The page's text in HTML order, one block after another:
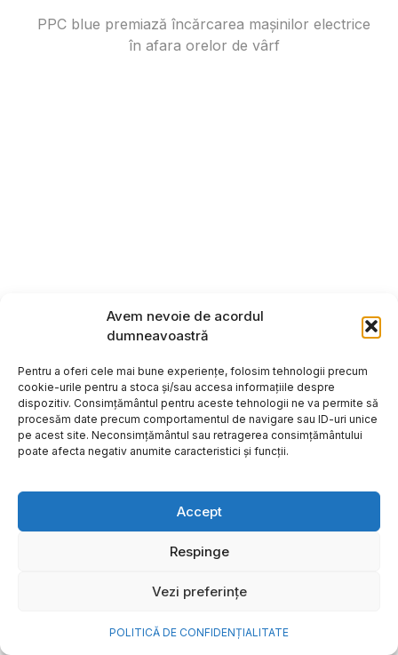
Avem nevoie de acordul
dumneavoastră
Pentru a oferi cele mai bune experiențe, folosim tehnologii precum
cookie-urile pentru a stoca și/sau accesa informațiile despre
dispozitiv. Consimțământul pentru aceste tehnologii ne va permite să
procesăm date precum comportamentul de navigare sau ID-uri unice
pe acest site. Neconsimțământul sau retragerea consimțământului
poate afecta negativ anumite caracteristici și funcții.
Accept
Respinge
Vezi preferințe
POLITICĂ DE CONFIDENȚIALITATE
PPC blue premiază încărcarea mașinilor electrice
în afara orelor de vârf
Abonament revistă